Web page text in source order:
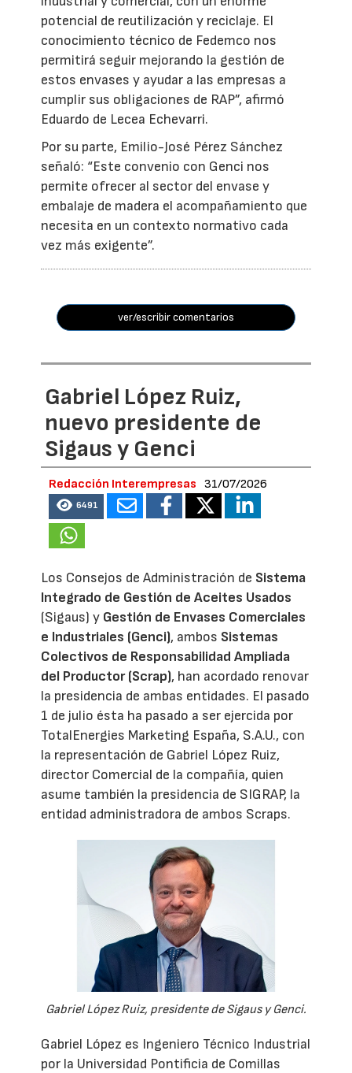
potencial de reutilización y reciclaje. El
conocimiento técnico de Fedemco nos
permitirá seguir mejorando la gestión de
estos envases y ayudar a las empresas a
cumplir sus obligaciones de RAP”, afirmó
Eduardo de Lecea Echevarri.
Por su parte, Emilio-José Pérez Sánchez
señaló: “Este convenio con Genci nos
permite ofrecer al sector del envase y
embalaje de madera el acompañamiento que
necesita en un contexto normativo cada
vez más exigente”.
ver/escribir comentarios
Gabriel López Ruiz,
nuevo presidente de
Sigaus y Genci
Redacción Interempresas 31/07/2026
6491
Los Consejos de Administración de Sistema
Integrado de Gestión de Aceites Usados
(Sigaus) y Gestión de Envases Comerciales
e Industriales (Genci), ambos Sistemas
Colectivos de Responsabilidad Ampliada
del Productor (Scrap), han acordado renovar
la presidencia de ambas entidades. El pasado
1 de julio ésta ha pasado a ser ejercida por
TotalEnergies Marketing España, S.A.U., con
la representación de Gabriel López Ruiz,
director Comercial de la compañía, quien
asume también la presidencia de SIGRAP, la
entidad administradora de ambos Scraps.
Gabriel López Ruiz, presidente de Sigaus y Genci.
Gabriel López es Ingeniero Técnico Industrial
por la Universidad Pontificia de Comillas